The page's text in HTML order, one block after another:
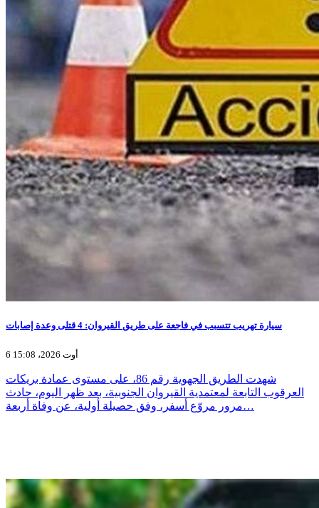
سيارة تهريب تتسبب في فاجعة على طريق القيروان: 4 قتلى وعدة إصابات
6 أوت 2026، 15:08
شهدت الطريق الجهوية رقم 86، على مستوى عمادة بريكات
العرقوب التابعة لمعتمدية القيروان الجنوبية، بعد ظهر اليوم، حادث
مرور مروّع أسفر، وفق حصيلة أولية، عن وفاة أربعة…